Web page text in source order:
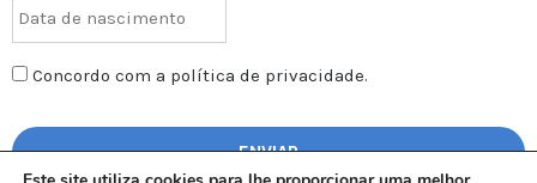
Concordo com a política de privacidade.